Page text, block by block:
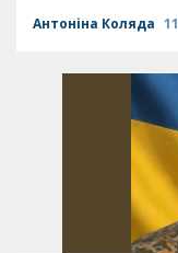
Антоніна Коляда